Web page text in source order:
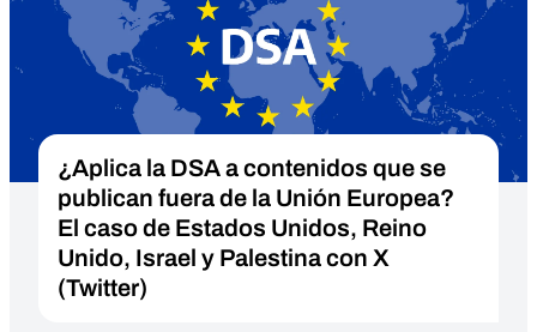
¿Aplica la DSA a contenidos que se
publican fuera de la Unión Europea?
El caso de Estados Unidos, Reino
Unido, Israel y Palestina con X
(Twitter)